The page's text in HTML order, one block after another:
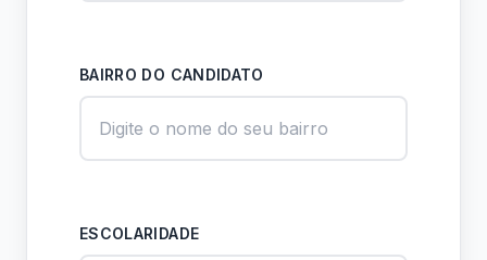
BAIRRO DO CANDIDATO
ESCOLARIDADE